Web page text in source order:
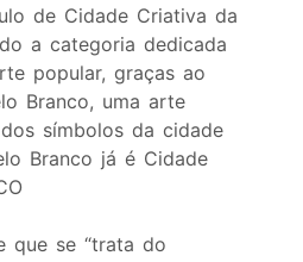
de Cidade Criativa da
a categoria dedicada
popular, graças ao
Branco, uma arte
símbolos da cidade
Branco já é Cidade
que se “trata do